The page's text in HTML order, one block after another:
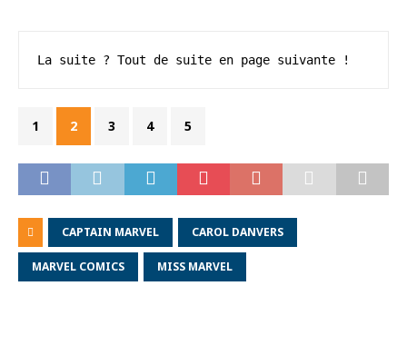
La suite ? Tout de suite en page suivante !
1 2 3 4 5
CAPTAIN MARVEL CAROL DANVERS
MARVEL COMICS MISS MARVEL